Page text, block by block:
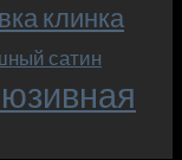
клинка
сатин